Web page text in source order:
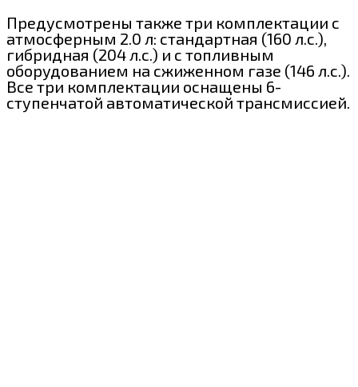
Предусмотрены также три комплектации с
атмосферным 2.0 л: стандартная (160 л.с.),
гибридная (204 л.с.) и с топливным
оборудованием на сжиженном газе (146 л.с.).
Все три комплектации оснащены 6-
ступенчатой автоматической трансмиссией.